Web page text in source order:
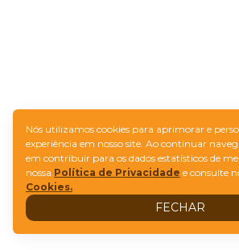
Nós utilizamos cookies para aprimorar e
experiência em nosso site. Ao continuar
em contribuir para os dados estatísticos de
nossa Política de Privacidade e consulte
Cookies.
FECHAR